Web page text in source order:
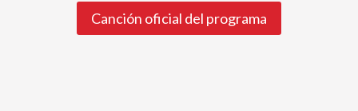
Canción oficial del programa